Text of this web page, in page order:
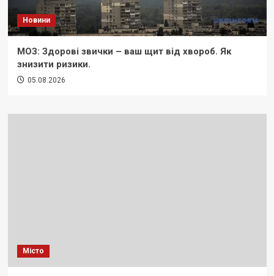
Новини
МОЗ: Здорові звички – ваш щит від хвороб. Як
знизити ризики.
05.08.2026
Місто